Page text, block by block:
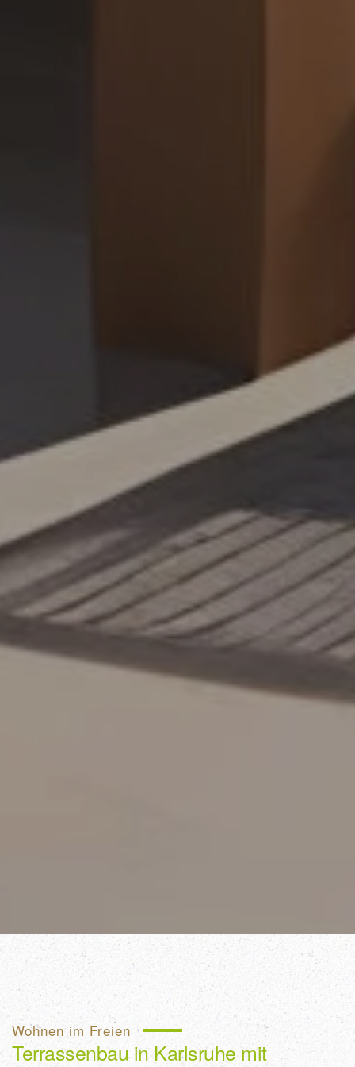
Wohnen im Freien
Terrassenbau in Karlsruhe mit